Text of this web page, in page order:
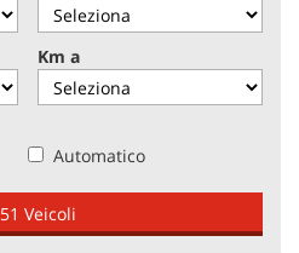
Km a
Automatico
51 Veicoli